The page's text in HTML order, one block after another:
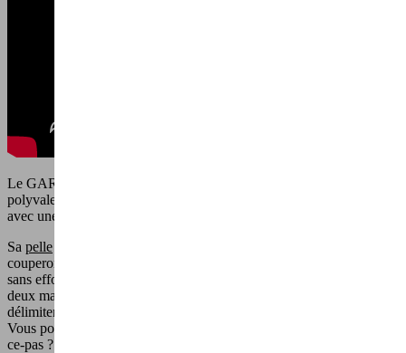
Le GARDENIZER est un outil de jardin multifonctions très
polyvalent vous aidant à creuser, planter, repiquer, scier et désherber
avec une facilité déconcertante!
Sa pelle
couperont les racines de manière efficace ! Elle pénètre facilement et
sans effort dans
deux mains, la pelle est parfaite pour creuser, planter vos végétaux et
délimiter avec précision.
Vous pouvez même vous en servir de véritable scie : pratique, n’est-
ce-pas ?